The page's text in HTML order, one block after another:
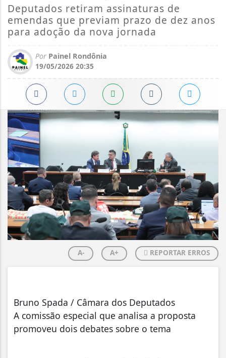
Deputados retiram assinaturas de
emendas que previam prazo de dez anos
para adoção da nova jornada
Por Painel Rondônia
19/05/2026 20:35
A- A+ REPORTAR ERROS
Bruno Spada / Câmara dos Deputados
A comissão especial que analisa a proposta
promoveu dois debates sobre o tema